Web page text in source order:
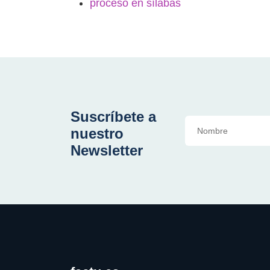
proceso en sílabas
Suscríbete a
nuestro
Newsletter